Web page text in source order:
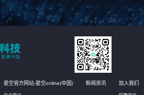
星空官方网站-星空online(中国) 新闻资讯 加入我们